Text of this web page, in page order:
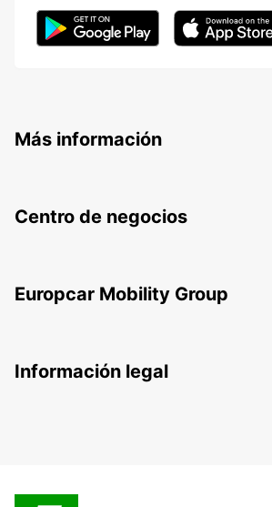
Más información
Centro de negocios
Europcar Mobility Group
Información legal